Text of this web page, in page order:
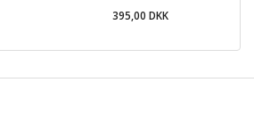
395,00 DKK